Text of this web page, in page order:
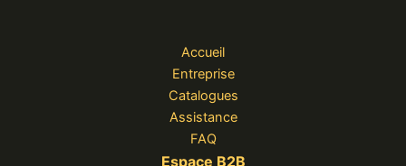
Accueil
Entreprise
Catalogues
Assistance
FAQ
Espace B2B